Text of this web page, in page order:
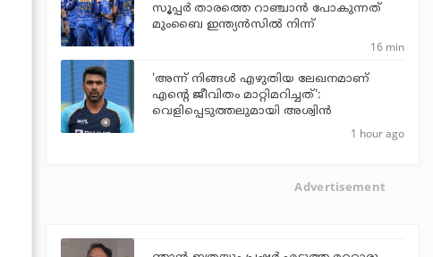
സൂപ്പര്‍ താരത്തെ റാഞ്ചാന്‍ പോകുന്നത്
മുംബൈ ഇന്ത്യന്‍സില്‍ നിന്ന്
16 min
'അന്ന് നിങ്ങള്‍ എഴുതിയ ലേഖനമാണ്
എന്റെ ജീവിതം മാറ്റിമറിച്ചത്':
വെളിപ്പെടുത്തലുമായി അശ്വിന്‍
1 hour ago
Advertisement